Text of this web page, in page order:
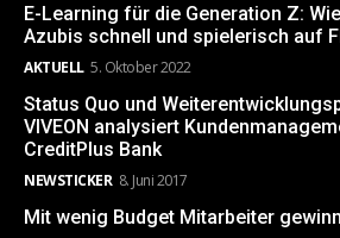
E-Learning für die Generation Z:
Azubis schnell und spielerisch auf
AKTUELL 5. Oktober 2022
Status Quo und
VIVEON analysiert
CreditPlus Bank
NEWSTICKER 8. Juni 2017
Mit wenig Budget Mitarbeiter